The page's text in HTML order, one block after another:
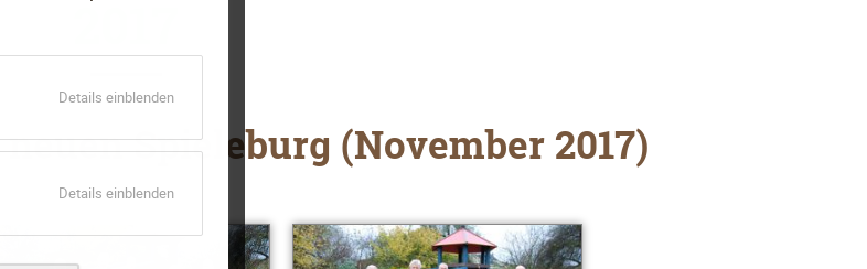
Details einblendenfür
Details einblendenfür
2017
Spieleburg (November 2017)